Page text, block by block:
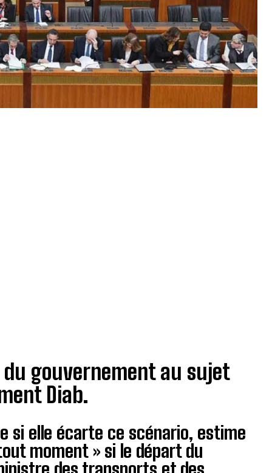
gouvernement au sujet
Diab.
si elle écarte ce scénario, estime
moment » si le départ du